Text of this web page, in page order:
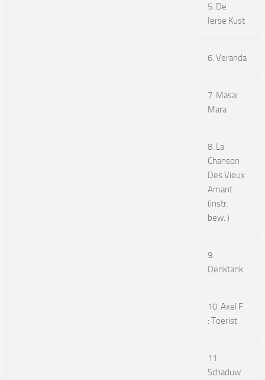
5. De
Ierse Kust
6. Veranda
7. Masai
Mara
8. La
Chanson
Des Vieux
Amant
(instr.
bew. )
9.
Denktank
10. Axel F.
: Toerist
11.
Schaduw